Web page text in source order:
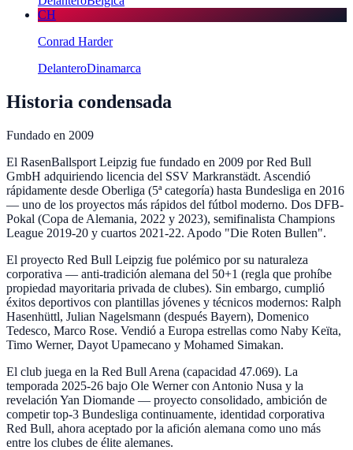
CH
Conrad Harder
DelanteroDinamarca
Historia condensada
Fundado en 2009
El RasenBallsport Leipzig fue fundado en 2009 por Red Bull
GmbH adquiriendo licencia del SSV Markranstädt. Ascendió
rápidamente desde Oberliga (5ª categoría) hasta Bundesliga en 2016
— uno de los proyectos más rápidos del fútbol moderno. Dos DFB-
Pokal (Copa de Alemania, 2022 y 2023), semifinalista Champions
League 2019-20 y cuartos 2021-22. Apodo "Die Roten Bullen".
El proyecto Red Bull Leipzig fue polémico por su naturaleza
corporativa — anti-tradición alemana del 50+1 (regla que prohíbe
propiedad mayoritaria privada de clubes). Sin embargo, cumplió
éxitos deportivos con plantillas jóvenes y técnicos modernos: Ralph
Hasenhüttl, Julian Nagelsmann (después Bayern), Domenico
Tedesco, Marco Rose. Vendió a Europa estrellas como Naby Keïta,
Timo Werner, Dayot Upamecano y Mohamed Simakan.
El club juega en la Red Bull Arena (capacidad 47.069). La
temporada 2025-26 bajo Ole Werner con Antonio Nusa y la
revelación Yan Diomande — proyecto consolidado, ambición de
competir top-3 Bundesliga continuamente, identidad corporativa
Red Bull, ahora aceptado por la afición alemana como uno más
entre los clubes de élite alemanes.